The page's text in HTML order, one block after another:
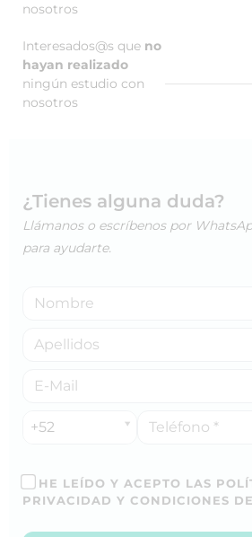
nosotros
Interesados@s que no
hayan realizado
ningún estudio con
nosotros
¿Tienes alguna duda?
Llámanos o escríbenos por
para ayudarte.
+52
HE LEÍDO Y ACEPTO LAS
PRIVACIDAD Y CONDICIONES